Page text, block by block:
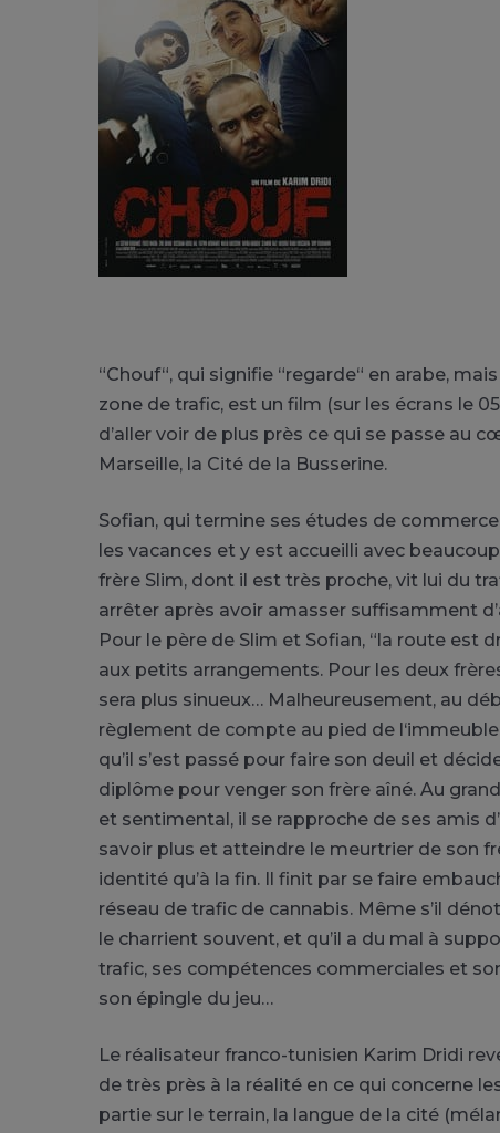
“Chouf“, qui signifie “regarde“ en arabe,
zone de trafic, est un film (sur les écrans le
d’aller voir de plus près ce qui se passe au
Marseille, la Cité de la Busserine.
Sofian, qui termine ses études de
les vacances et y est accueilli avec
frère Slim, dont il est très proche, vit lui du
arrêter après avoir amasser suffisamment
Pour le père de Slim et Sofian, “la route est
aux petits arrangements. Pour les deux
sera plus sinueux… Malheureusement, au
règlement de compte au pied de
qu’il s’est passé pour faire son deuil et
diplôme pour venger son frère aîné. Au
et sentimental, il se rapproche de ses amis
savoir plus et atteindre le meurtrier de son
identité qu’à la fin. Il finit par se faire
réseau de trafic de cannabis. Même s’il
le charrient souvent, et qu’il a du mal à
trafic, ses compétences commerciales et
son épingle du jeu…
Le réalisateur franco-tunisien Karim Dridi
de très près à la réalité en ce qui concerne
partie sur le terrain, la langue de la cité